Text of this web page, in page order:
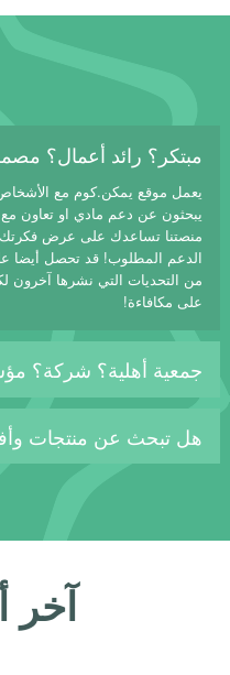
مبتكر؟ رائد أعمال؟
يعمل موقع يمكن.كوم مع الأشخاص
يبحثون عن دعم مادي او تعاون
منصتنا تساعدك على عرض فكرتك
الدعم المطلوب! قد تحصل أيضا
من التحديات التي نشرها آخرون
على مكافاءة!
جمعية أهلية؟ شركة؟
هل تبحث عن منتجات
آخر